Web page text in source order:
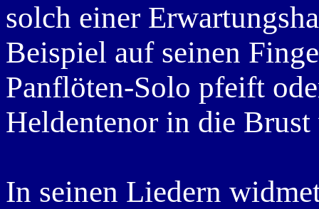
solch einer
Beispiel auf seinen
Panflöten-Solo pfeift
Heldentenor in die
In seinen Liedern